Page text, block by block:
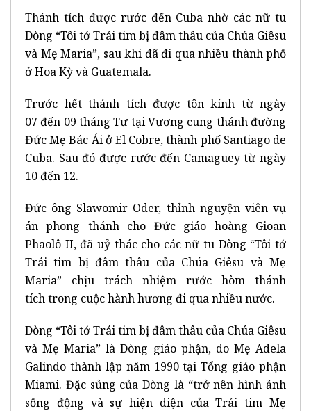
Thánh tích được rước đến Cuba nhờ các nữ tu
Dòng “Tôi tớ Trái tim bị đâm thâu của Chúa Giêsu
và Mẹ Maria”, sau khi đã đi qua nhiều thành phố
ở Hoa Kỳ và Guatemala.
Trước hết thánh tích được tôn kính từ ngày
07 đến 09 tháng Tư tại Vương cung thánh đường
Đức Mẹ Bác Ái ở El Cobre, thành phố Santiago de
Cuba. Sau đó được rước đến Camaguey từ ngày
10 đến 12.
Đức ông Slawomir Oder, thỉnh nguyện viên vụ
án phong thánh cho Đức giáo hoàng Gioan
Phaolô II, đã uỷ thác cho các nữ tu Dòng “Tôi tớ
Trái tim bị đâm thâu của Chúa Giêsu và Mẹ
Maria” chịu trách nhiệm rước hòm thánh
tích trong cuộc hành hương đi qua nhiều nước.
Dòng “Tôi tớ Trái tim bị đâm thâu của Chúa Giêsu
và Mẹ Maria” là Dòng giáo phận, do Mẹ Adela
Galindo thành lập năm 1990 tại Tổng giáo phận
Miami. Đặc sủng của Dòng là “trở nên hình ảnh
sống động và sự hiện diện của Trái tim Mẹ